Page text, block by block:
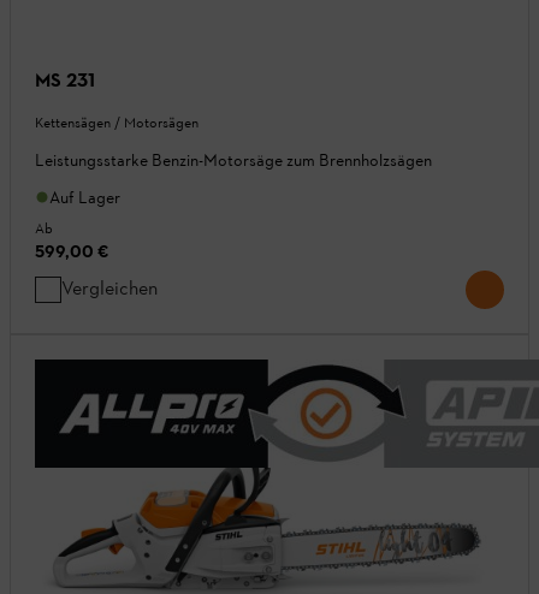
MS 231
Kettensägen / Motorsägen
Leistungsstarke Benzin-Motorsäge zum Brennholzsägen
Auf Lager
Ab
599,00 €
Vergleichen